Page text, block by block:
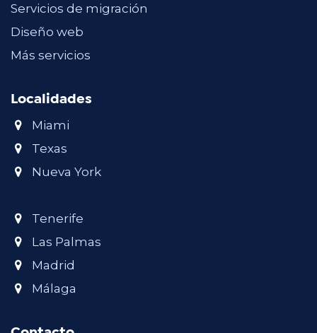
Servicios de migración
Diseño web
Más servicios
Localidades
Miami
Texas
Nueva York
Tenerife
Las Palmas
Madrid
Málaga